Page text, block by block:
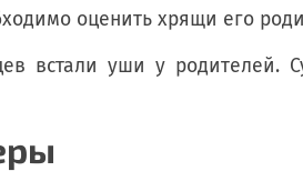
оценить хрящи его
встали уши у